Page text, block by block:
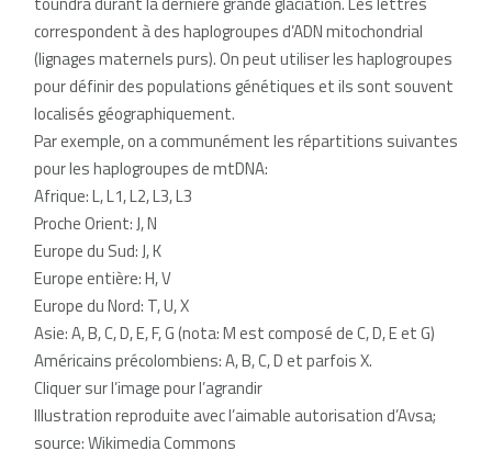
correspondent à des haplogroupes d’ADN mitochondrial
(lignages maternels purs). On peut utiliser les haplogroupes
pour définir des populations génétiques et ils sont souvent
localisés géographiquement.
Par exemple, on a communément les répartitions suivantes
pour les haplogroupes de mtDNA:
Afrique: L, L1, L2, L3, L3
Proche Orient: J, N
Europe du Sud: J, K
Europe entière: H, V
Europe du Nord: T, U, X
Asie: A, B, C, D, E, F, G (nota: M est composé de C, D, E et G)
Américains précolombiens: A, B, C, D et parfois X.
Cliquer sur l’image pour l’agrandir
Illustration reproduite avec l’aimable autorisation d’Avsa;
source: Wikimedia Commons